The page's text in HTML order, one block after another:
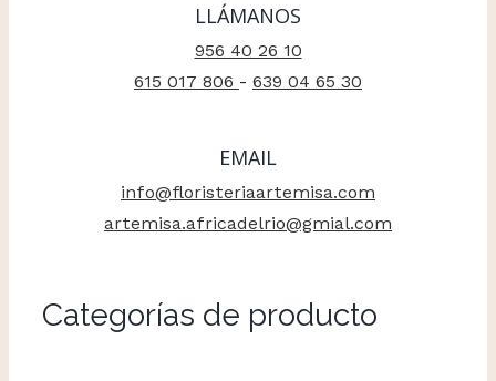
LLÁMANOS
956 40 26 10
615 017 806 - 639 04 65 30
EMAIL
info@floristeriaartemisa.com
artemisa.africadelrio@gmial.com
Categorías de producto